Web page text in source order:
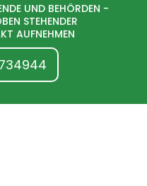
UND BEHÖRDEN -
STEHENDER
AUFNEHMEN